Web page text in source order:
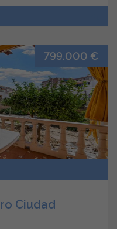
799.000 €
Ciudad